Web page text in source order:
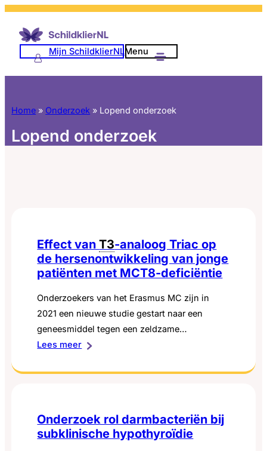
naar
Mijn SchildklierNLMenu
Home » Onderzoek » Lopend onderzoek
Lopend onderzoek
Effect vanT3-analoog Triac op
de hersenontwikkeling van jonge
patiënten met MCT8-deficiëntie
Onderzoekers van het Erasmus MC zijn in
2021 een nieuwe studie gestart naar een
geneesmiddel tegen een zeldzame
schildklierziekte. Het gaat om een bestaand
ontdekt dat het werkt tegen de ziekte. Dat het
weten of…
Lees meer:
vanT3-
op
de
Onderzoek rol darmbacteriën bij
subklinische hypothyroïdie